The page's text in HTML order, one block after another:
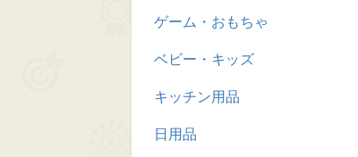
ゲーム・おもちゃ
ベビー・キッズ
キッチン用品
日用品